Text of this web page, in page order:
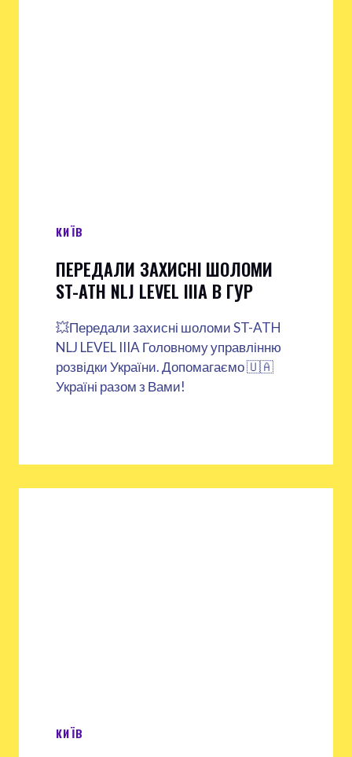
КИЇВ
ПЕРЕДАЛИ ЗАХИСНІ ШОЛОМИ
ST-ATH NLJ LEVEL IIIA В ГУР
💥Передали захисні шоломи ST-ATH
NLJ LEVEL IIIA Головному управлінню
розвідки України. Допомагаємо 🇺🇦
Україні разом з Вами!
КИЇВ